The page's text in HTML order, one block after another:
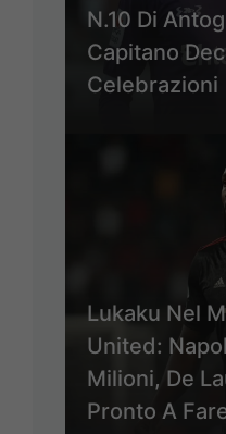
N.10 Di
Capitano
Celebrazioni
Lukaku Nel
United:
Milioni, De
Pronto A